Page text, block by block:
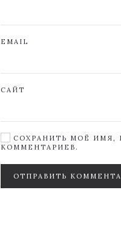
EMAIL
САЙТ
СОХРАНИТЬ МОЁ ИМЯ,
КОММЕНТАРИЕВ.
ОТПРАВИТЬ